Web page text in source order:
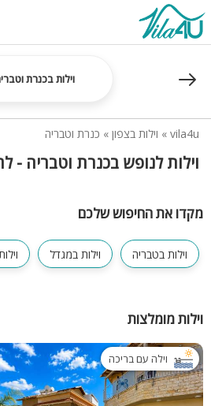
וילות בכנרת
vila4u
» וילות בצפון » כנרת וטבריה
וילות לנופש בכנרת וטבריה -
מקדו את החיפוש שלכם
וילות בטבריה וילות במגדל
וילות מומלצות
וילה עם בריכה